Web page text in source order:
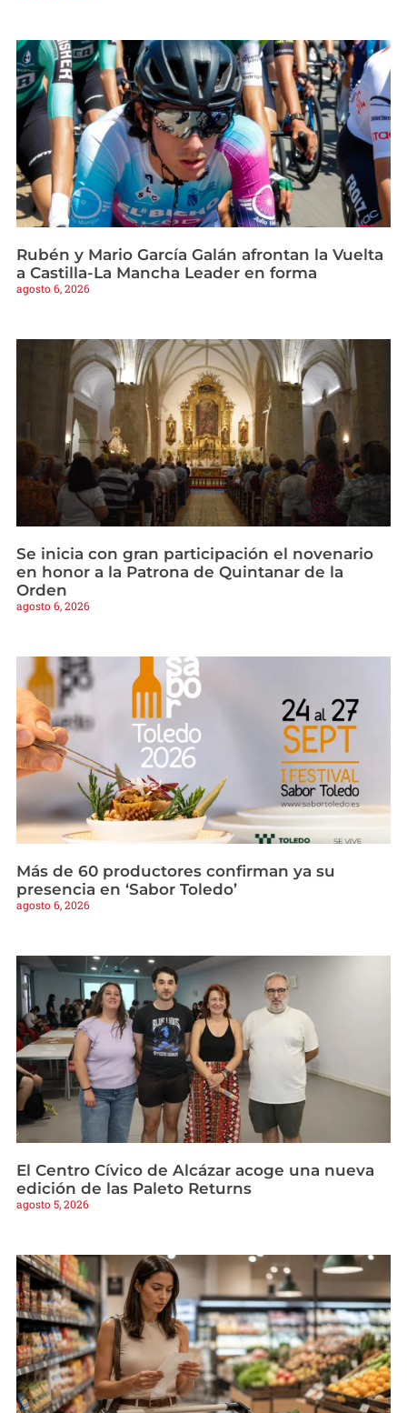
Rubén y Mario García Galán afrontan la Vuelta
a Castilla-La Mancha Leader en forma
agosto 6, 2026
Se inicia con gran participación el novenario
en honor a la Patrona de Quintanar de la
Orden
agosto 6, 2026
Más de 60 productores confirman ya su
presencia en ‘Sabor Toledo’
agosto 6, 2026
El Centro Cívico de Alcázar acoge una nueva
edición de las Paleto Returns
agosto 5, 2026